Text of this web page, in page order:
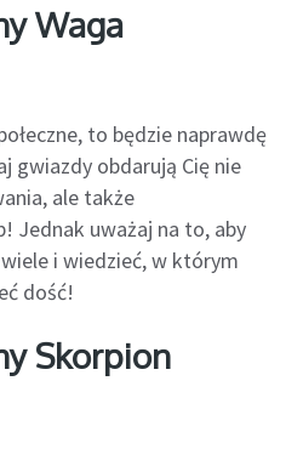
Waga
to będzie naprawdę
gwiazdy obdarują Cię nie
ale także
Jednak uważaj na to, aby
i wiedzieć, w którym
dość!
Skorpion